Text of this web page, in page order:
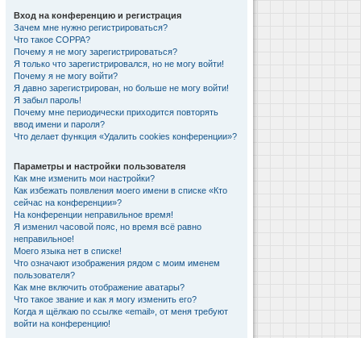
Вход на конференцию и регистрация
Зачем мне нужно регистрироваться?
Что такое COPPA?
Почему я не могу зарегистрироваться?
Я только что зарегистрировался, но не могу войти!
Почему я не могу войти?
Я давно зарегистрирован, но больше не могу войти!
Я забыл пароль!
Почему мне периодически приходится повторять
ввод имени и пароля?
Что делает функция «Удалить cookies конференции»?
Параметры и настройки пользователя
Как мне изменить мои настройки?
Как избежать появления моего имени в списке «Кто
сейчас на конференции»?
На конференции неправильное время!
Я изменил часовой пояс, но время всё равно
неправильное!
Моего языка нет в списке!
Что означают изображения рядом с моим именем
пользователя?
Как мне включить отображение аватары?
Что такое звание и как я могу изменить его?
Когда я щёлкаю по ссылке «email», от меня требуют
войти на конференцию!